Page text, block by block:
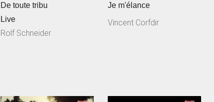
De toute tribu
Live
Rolf Schneider
Je m'élance
Vincent Corfdir